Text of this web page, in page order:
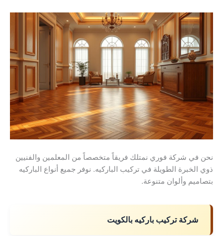
نحن في شركة فوري نمتلك فريقاً متخصصاً من المعلمين والفنيين
ذوي الخبرة الطويلة في تركيب الباركيه. نوفر جميع أنواع الباركيه
بتصاميم وألوان متنوعة.
شركة تركيب باركيه بالكويت